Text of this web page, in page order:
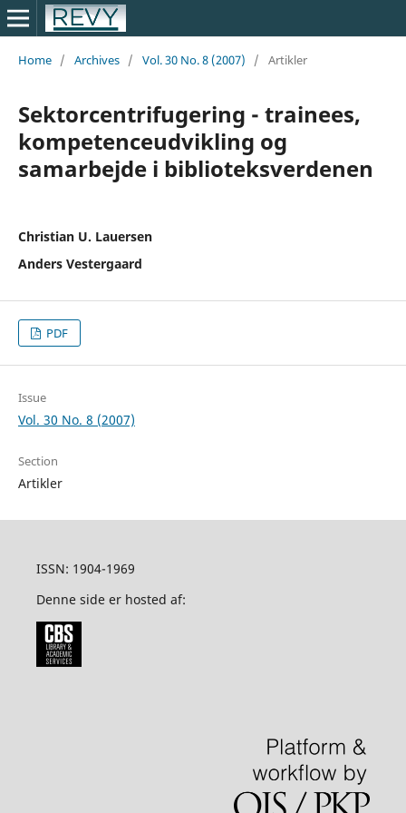
Home / Archives / Vol. 30 No. 8 (2007) / Artikler
Sektorcentrifugering - trainees,
kompetenceudvikling og
samarbejde i biblioteksverdenen
Christian U. Lauersen
Anders Vestergaard
PDF
Issue
Vol. 30 No. 8 (2007)
Section
Artikler
ISSN: 1904-1969
Denne side er hosted af: